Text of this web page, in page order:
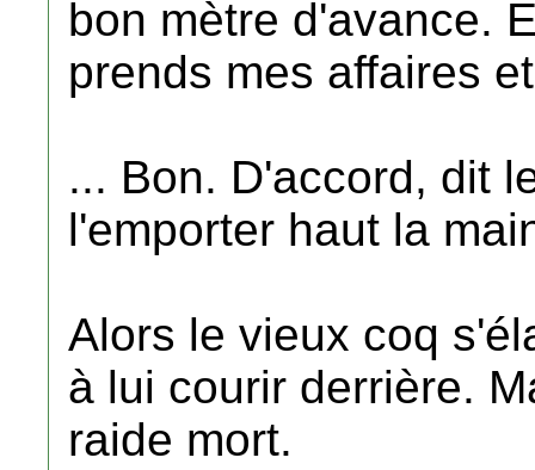
bon mètre d'avance.
prends mes affaires
... Bon. D'accord, dit
l'emporter haut la
Alors le vieux coq
à lui courir derrière.
raide mort.